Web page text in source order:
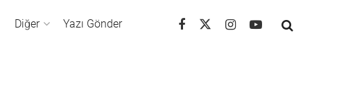
Diğer Yazı Gönder